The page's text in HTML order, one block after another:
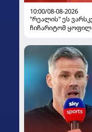
10:00/08-08-2026
"რეალის" ეს
ჩიჩარიტომ